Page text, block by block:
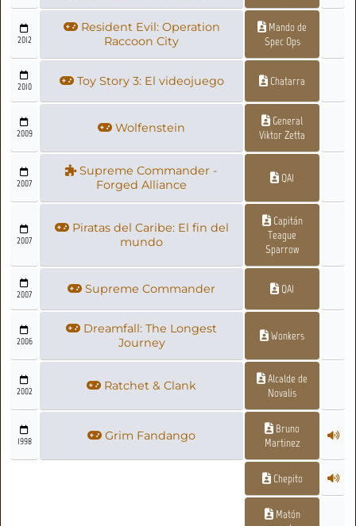
2012
Resident Evil: Operation
Raccoon City
Mando de
Spec Ops
2010 Toy Story 3: El videojuego Chatarra
2009 Wolfenstein
General
Viktor Zetta
2007
Supreme Commander -
Forged Alliance
QAI
2007
Piratas del Caribe: El fin del
mundo
Capitán
Teague
Sparrow
2007 Supreme Commander QAI
2006
Dreamfall: The Longest
Journey
Wonkers
2002 Ratchet & Clank
Alcalde de
Novalis
1998 Grim Fandango
Bruno
Martinez
Chepito
Matón